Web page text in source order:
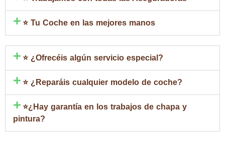
⭐ Tu Coche en las mejores manos
⭐ ¿Ofrecéis algún servicio especial?
⭐ ¿Reparáis cualquier modelo de coche?
⭐¿Hay garantía en los trabajos de chapa y
pintura?